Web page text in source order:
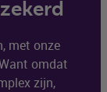
met onze
omdat
zijn,